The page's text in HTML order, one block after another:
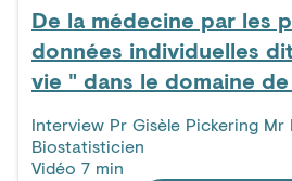
De la médecine par les
données individuelles
vie " dans le domaine
Interview Pr Gisèle Pickering Mr
Biostatisticien
Vidéo 7 min